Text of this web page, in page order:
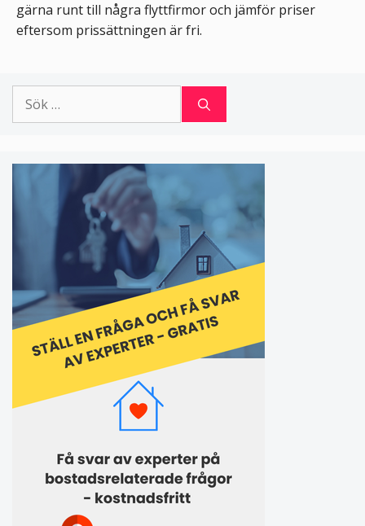
gärna runt till några flyttfirmor och jämför priser
eftersom prissättningen är fri.
efter: